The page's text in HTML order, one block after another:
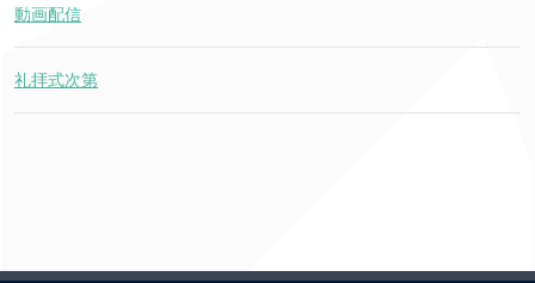
動画配信
礼拝式次第